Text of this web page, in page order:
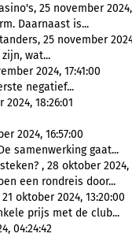
25 november 2024,
Daarnaast is...
25 november
wat...
2024, 17:41:00
negatief...
18:26:01
2024, 16:57:00
samenwerking gaat...
, 28 oktober 2024,
een rondreis door...
oktober 2024, 13:20:00
prijs met de club...
04:24:42